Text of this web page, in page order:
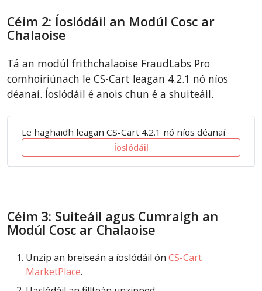
Céim 2: Íoslódáil an Modúl Cosc ar
Chalaoise
Tá an modúl frithchalaoise FraudLabs Pro
comhoiriúnach le CS-Cart leagan 4.2.1 nó níos
déanaí. Íoslódáil é anois chun é a shuiteáil.
Le haghaidh leagan CS-Cart 4.2.1 nó níos déanaí
Íoslódáil
Céim 3: Suiteáil agus Cumraigh an
Modúl Cosc ar Chalaoise
Unzip an breiseán a íoslódáil ón CS-Cart
MarketPlace.